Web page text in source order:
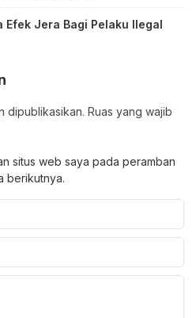
Efek Jera Bagi Pelaku Ilegal
dipublikasikan. Ruas yang wajib
situs web saya pada peramban
berikutnya.